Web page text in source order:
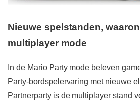
Nieuwe spelstanden,
multiplayer mode
In de Mario Party mode beleven
Party-bordspelervaring met nieuwe
Partnerparty is de multiplayer stand